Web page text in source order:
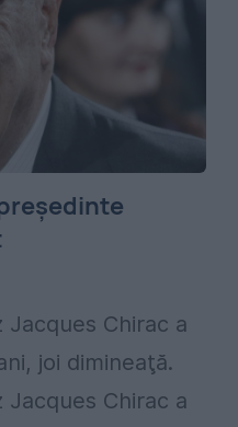
Chirac a
joi dimineaţă.
Chirac a